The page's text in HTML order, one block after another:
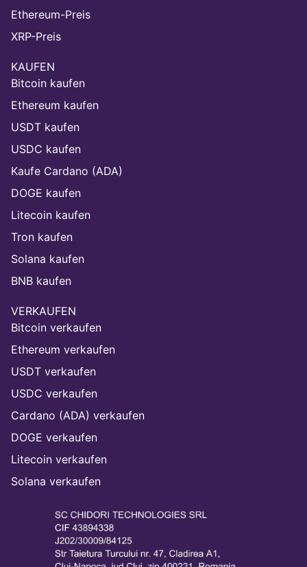
Ethereum-Preis
XRP-Preis
KAUFEN
Bitcoin kaufen
Ethereum kaufen
USDT kaufen
USDC kaufen
Kaufe Cardano (ADA)
DOGE kaufen
Litecoin kaufen
Tron kaufen
Solana kaufen
BNB kaufen
VERKAUFEN
Bitcoin verkaufen
Ethereum verkaufen
USDT verkaufen
USDC verkaufen
Cardano (ADA) verkaufen
DOGE verkaufen
Litecoin verkaufen
Solana verkaufen